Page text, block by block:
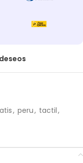
, peru, tactil,